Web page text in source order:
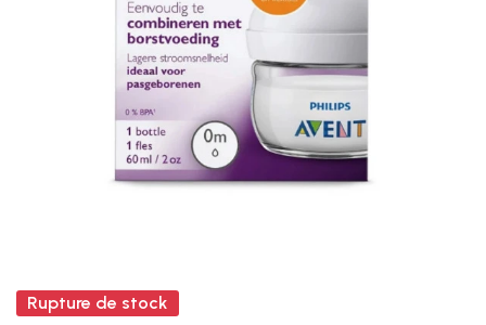
Rupture de stock